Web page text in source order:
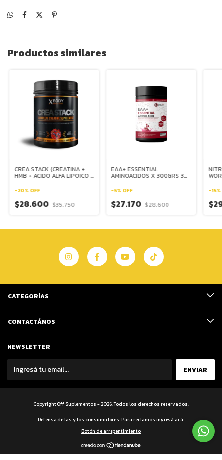
Productos similares
CREA STACK (CREATINA +
HMB + ACIDO ALFA LIPOICO +
SERVICIOS - XBODY
EVOLUTION
-20% OFF
$28.600 $35.750
EAA+ ESSENTIAL
AMINOACIDOS X 300GRS 30
-5% OFF
$27.170 $28.600
-15%
CATEGORÍAS
CONTACTÁNOS
NEWSLETTER
Copyright Off Suplementos - 2026. Todos los derechos reservados.
Defensa de las y los consumidores. Para reclamos ingresá acá.
Botón de arrepentimiento